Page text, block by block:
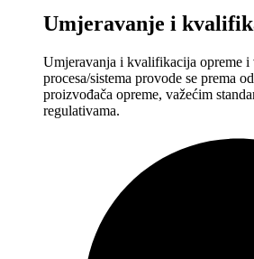
Umjeravanje i
Umjeravanja i kvalifikacija opreme i
procesa/sistema provode se prema
proizvođača opreme, važećim
regulativama.